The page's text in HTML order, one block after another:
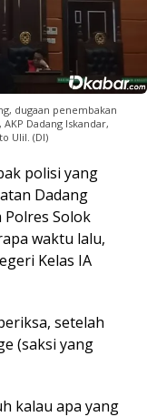
dugaan penembakan
Dadang Iskandar,
Ulil. (DI)
polisi yang
Dadang
Polres Solok
waktu lalu,
Kelas IA
setelah
(saksi yang
kalau apa yang